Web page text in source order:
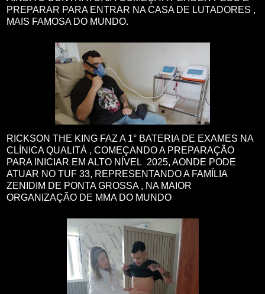
PREPARAR PARA ENTRAR NA CASA DE LUTADORES ,
MAIS FAMOSA DO MUNDO.
RICKSON THE KING FAZ A 1° BATERIA DE EXAMES NA
CLÍNICA QUALITÁ , COMEÇANDO A PREPARAÇÃO
PARA INICIAR EM ALTO NÍVEL 2025, AONDE PODE
ATUAR NO TUF 33, REPRESENTANDO A FAMÍLIA
ZENIDIM DE PONTA GROSSA , NA MAIOR
ORGANIZAÇÃO DE MMA DO MUNDO